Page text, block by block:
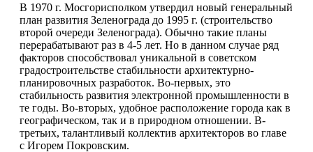
В 1970 г. Мосгорисполком утвердил новый генеральный
план развития Зеленограда до 1995 г. (строительство
второй очереди Зеленограда). Обычно такие планы
перерабатывают раз в 4-5 лет. Но в данном случае ряд
факторов способствовал уникальной в советском
градостроительстве стабильности архитектурно-
планировочных разработок. Во-первых, это
стабильность развития электронной промышленности в
те годы. Во-вторых, удобное расположение города как в
географическом, так и в природном отношении. В-
третьих, талантливый коллектив архитекторов во главе
с Игорем Покровским.